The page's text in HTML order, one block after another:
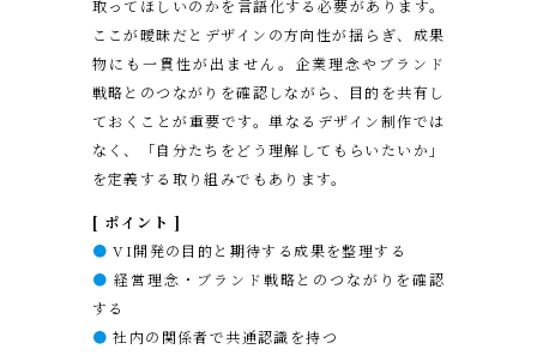
取ってほしいのかを言語化する必要があります。
ここが曖昧だとデザインの方向性が揺らぎ、成果
物にも一貫性が出ません。企業理念やブランド
戦略とのつながりを確認しながら、目的を共有し
ておくことが重要です。単なるデザイン制作では
なく、「自分たちをどう理解してもらいたいか」
を定義する取り組みでもあります。
[ ポイント ]
● VI開発の目的と期待する成果を整理する
● 経営理念・ブランド戦略とのつながりを確認
する
● 社内の関係者で共通認識を持つ